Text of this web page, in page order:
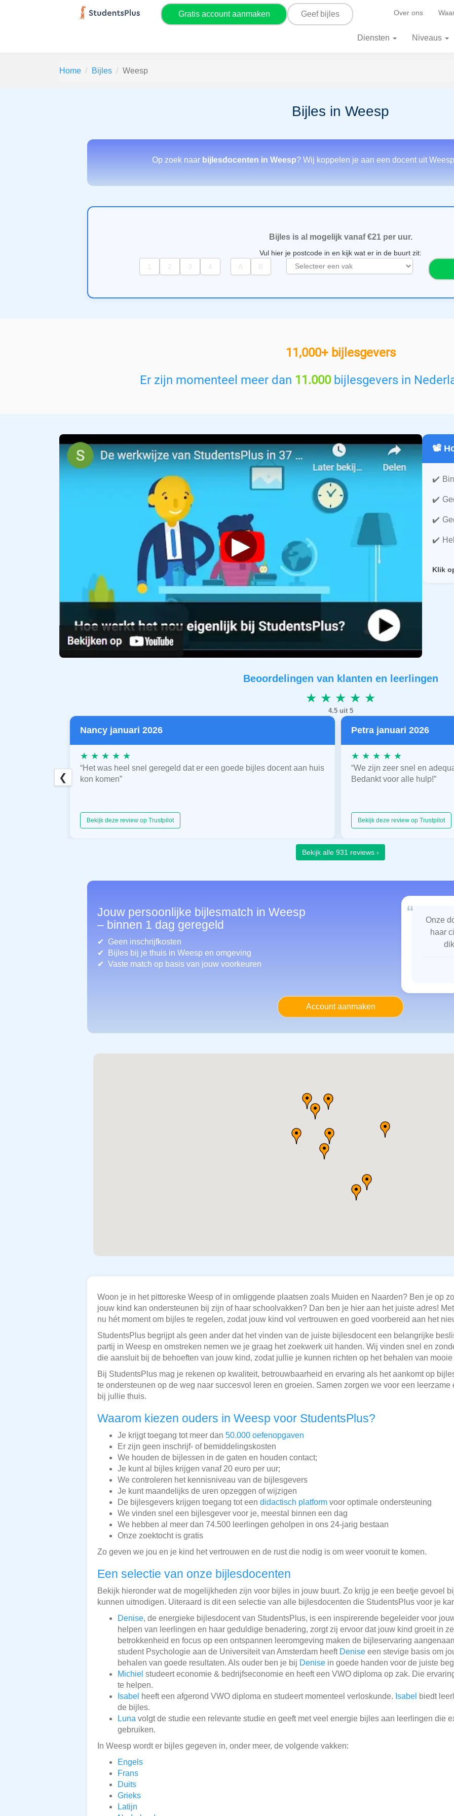
Gratis account aanmaken Geef bijles Over ons
Diensten Niveaus
Home Bijles Weesp
Bijles in Weesp
Op zoek naar bijlesdocenten in Weesp? Wij koppelen je aan een docent uit
Bijles is al mogelijk vanaf €21 per uur.
Vul hier je postcode in en kijk wat er in de buurt zit:
e
e
n
11,000+ bijlesgevers
Er zijn momenteel meer dan 11.000bijlesgevers in
▶
📽️
Klik
Beoordelingen van klanten en leerlingen
★ ★ ★ ★ ★
4.5 uit 5
Nancy januari 2026
★ ★ ★ ★ ★
“Het was heel snel geregeld dat er een goede bijles docent aan huis
kon komen”
Bekijk deze review op Trustpilot
Petra januari 2026
★ ★ ★ ★ ★
“We zijn zeer snel en
Bedankt voor alle hulp!”
Bekijk deze review op Trustpilot
❮
Bekijk alle 931 reviews ›
Jouw persoonlijke bijlesmatch in Weesp
– binnen 1 dag geregeld
Geen inschrijfkosten
Bijles bij je thuis in Weesp en omgeving
Vaste match op basis van jouw voorkeuren
“
Onze
haar
Account aanmaken
Woon je in het pittoreske Weesp of in omliggende plaatsen zoals Muiden en Naarden? Ben je op
jouw kind kan ondersteunen bij zijn of haar schoolvakken? Dan ben je hier aan het juiste adres!
nu hét moment om bijles te regelen, zodat jouw kind vol vertrouwen en goed voorbereid aan het
StudentsPlus begrijpt als geen ander dat het vinden van de juiste bijlesdocent een belangrijke
partij in Weesp en omstreken nemen we je graag het zoekwerk uit handen. Wij vinden snel en
die aansluit bij de behoeften van jouw kind, zodat jullie je kunnen richten op het behalen van
Bij StudentsPlus mag je rekenen op kwaliteit, betrouwbaarheid en ervaring als het aankomt op
te ondersteunen op de weg naar succesvol leren en groeien. Samen zorgen we voor een
bij jullie thuis.
Waarom kiezen ouders in Weesp voor StudentsPlus?
Je krijgt toegang tot meer dan 50.000 oefenopgaven
Er zijn geen inschrijf- of bemiddelingskosten
We houden de bijlessen in de gaten en houden contact;
Je kunt al bijles krijgen vanaf 20 euro per uur;
We controleren het kennisniveau van de bijlesgevers
Je kunt maandelijks de uren opzeggen of wijzigen
De bijlesgevers krijgen toegang tot een didactisch platform voor optimale ondersteuning
We vinden snel een bijlesgever voor je, meestal binnen een dag
We hebben al meer dan 74.500 leerlingen geholpen in ons 24-jarig bestaan
Onze zoektocht is gratis
Zo geven we jou en je kind het vertrouwen en de rust die nodig is om weer vooruit te komen.
Een selectie van onze bijlesdocenten
Bekijk hieronder wat de mogelijkheden zijn voor bijles in jouw buurt. Zo krijg je een beetje gevoel
kunnen uitnodigen. Uiteraard is dit een selectie van alle bijlesdocenten die StudentsPlus voor je
Denise, de energieke bijlesdocent van StudentsPlus, is een inspirerende begeleider voor
helpen van leerlingen en haar geduldige benadering, zorgt zij ervoor dat jouw kind groeit in
betrokkenheid en focus op een ontspannen leeromgeving maken de bijleservaring
student Psychologie aan de Universiteit van Amsterdam heeft Denise een stevige basis om
behalen van goede resultaten. Als ouder ben je bij Denise in goede handen voor de juiste
Michiel studeert economie & bedrijfseconomie en heeft een VWO diploma op zak. Die
te helpen.
Isabel heeft een afgerond VWO diploma en studeert momenteel verloskunde. Isabel biedt
de bijles.
Luna volgt de studie een relevante studie en geeft met veel energie bijles aan leerlingen die
gebruiken.
In Weesp wordt er bijles gegeven in, onder meer, de volgende vakken:
Engels
Frans
Duits
Grieks
Latijn